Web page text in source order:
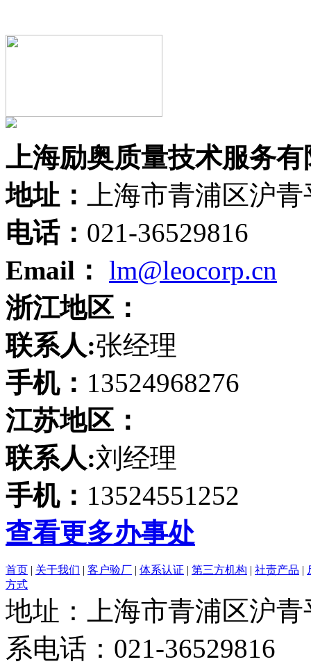
上海励奥质量技术服务有
地址：
上海市青浦区沪
电话： 021-36529816
Email： lm@leocorp.cn
浙江地区：
联系人:张经理
手机： 13524968276
江苏地区：
联系人:刘经理
手机： 13524551252
查看更多办事处
首页 | 关于我们 | 客户验厂 | 体系认证 | 第三方机构 | 社责产品 |
方式
地址：上海市青浦区
系电话：021-36529816